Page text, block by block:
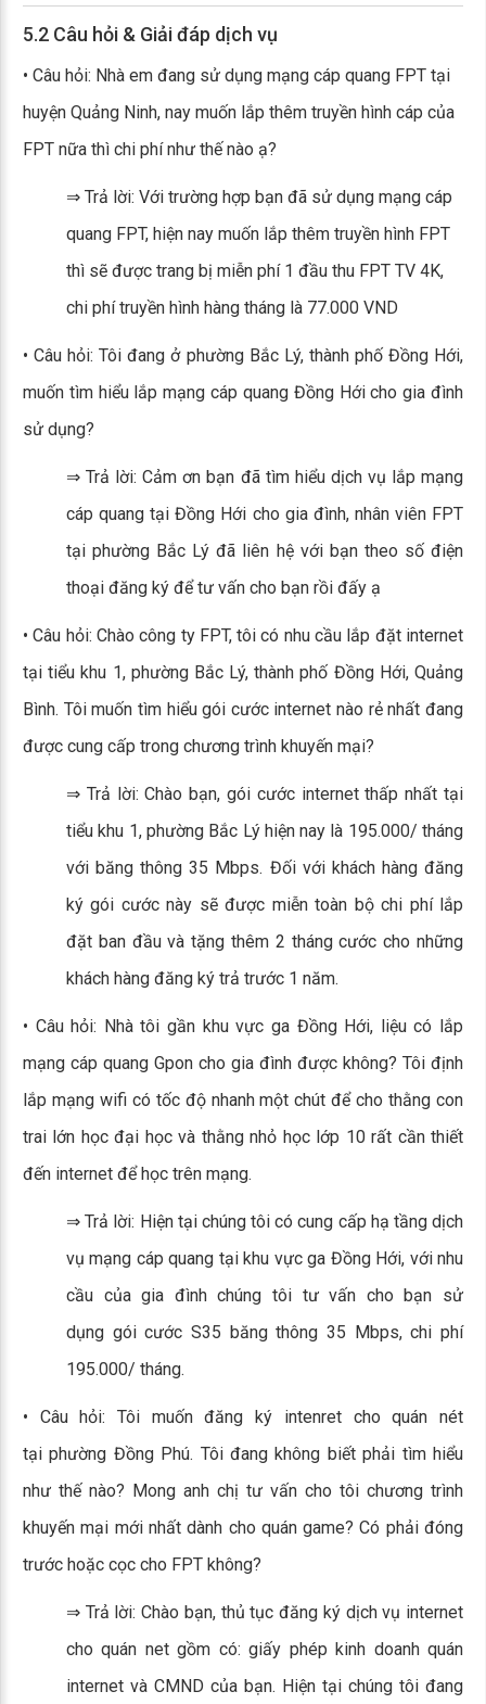
5.2 Câu hỏi & Giải đáp dịch vụ
• Câu hỏi: Nhà em đang sử dụng mạng cáp quang FPT tại
huyện Quảng Ninh, nay muốn lắp thêm truyền hình cáp của
FPT nữa thì chi phí như thế nào ạ?
⇒ Trả lời: Với trường hợp bạn đã sử dụng mạng cáp
quang FPT, hiện nay muốn lắp thêm truyền hình FPT
thì sẽ được trang bị miễn phí 1 đầu thu FPT TV 4K,
chi phí truyền hình hàng tháng là 77.000 VND
• Câu hỏi: Tôi đang ở phường Bắc Lý, thành phố Đồng Hới,
muốn tìm hiểu lắp mạng cáp quang Đồng Hới cho gia đình
sử dụng?
⇒ Trả lời: Cảm ơn bạn đã tìm hiểu dịch vụ lắp mạng
cáp quang tại Đồng Hới cho gia đình, nhân viên FPT
tại phường Bắc Lý đã liên hệ với bạn theo số điện
thoại đăng ký để tư vấn cho bạn rồi đấy ạ
• Câu hỏi: Chào công ty FPT, tôi có nhu cầu lắp đặt internet
tại tiểu khu 1, phường Bắc Lý, thành phố Đồng Hới, Quảng
Bình. Tôi muốn tìm hiểu gói cước internet nào rẻ nhất đang
được cung cấp trong chương trình khuyến mại?
⇒ Trả lời: Chào bạn, gói cước internet thấp nhất tại
tiểu khu 1, phường Bắc Lý hiện nay là 195.000/ tháng
với băng thông 35 Mbps. Đối với khách hàng đăng
ký gói cước này sẽ được miễn toàn bộ chi phí lắp
đặt ban đầu và tặng thêm 2 tháng cước cho những
khách hàng đăng ký trả trước 1 năm.
• Câu hỏi: Nhà tôi gần khu vực ga Đồng Hới, liệu có lắp
mạng cáp quang Gpon cho gia đình được không? Tôi định
lắp mạng wifi có tốc độ nhanh một chút để cho thằng con
trai lớn học đại học và thằng nhỏ học lớp 10 rất cần thiết
đến internet để học trên mạng.
⇒ Trả lời: Hiện tại chúng tôi có cung cấp hạ tầng dịch
vụ mạng cáp quang tại khu vực ga Đồng Hới, với nhu
cầu của gia đình chúng tôi tư vấn cho bạn sử
dụng gói cước S35 băng thông 35 Mbps, chi phí
195.000/ tháng.
• Câu hỏi: Tôi muốn đăng ký intenret cho quán nét
tại phường Đồng Phú. Tôi đang không biết phải tìm hiểu
như thế nào? Mong anh chị tư vấn cho tôi chương trình
khuyến mại mới nhất dành cho quán game? Có phải đóng
trước hoặc cọc cho FPT không?
⇒ Trả lời: Chào bạn, thủ tục đăng ký dịch vụ internet
cho quán net gồm có: giấy phép kinh doanh quán
internet và CMND của bạn. Hiện tại chúng tôi đang